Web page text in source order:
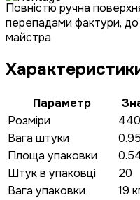
Повністю ручна
перепадами фактури, до
майстра
Параметр
Розміри
Вага штуки
Площа упаковки
Штук в упаковці
20
Вага упаковки
19